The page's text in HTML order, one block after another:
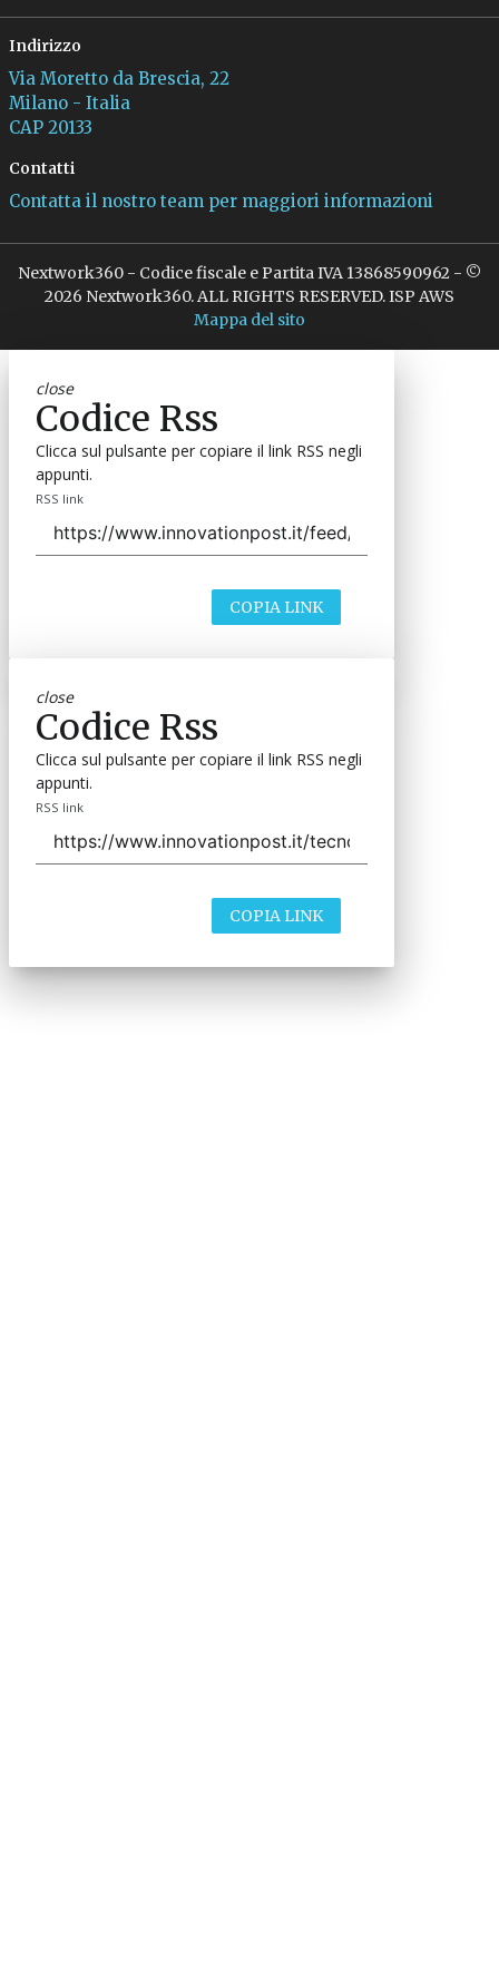
Indirizzo
Via Moretto da Brescia, 22
Milano - Italia
CAP 20133
Contatti
Contatta il nostro team per maggiori informazioni
Nextwork360 - Codice fiscale e Partita IVA 13868590962 - ©
2026 Nextwork360. ALL RIGHTS RESERVED. ISP AWS
Mappa del sito
close
Codice Rss
Clicca sul pulsante per copiare il link RSS negli
appunti.
RSS link
COPIA LINK
close
Codice Rss
Clicca sul pulsante per copiare il link RSS negli
appunti.
RSS link
COPIA LINK